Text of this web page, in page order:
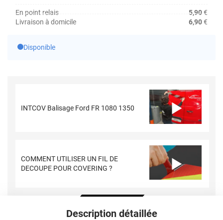
En point relais 5,90€
Livraison à domicile
6,90€
Disponible
INTCOV Balisage Ford FR 1080 1350
COMMENT UTILISER UN FIL DE
DECOUPE POUR COVERING ?
Description détaillée